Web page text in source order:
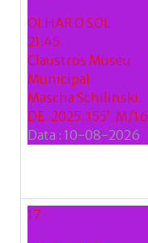
OLHAR O SOL
21:45
Claustros Museu
Municipal
Mascha Schilinski.
DE: 2025. 155’. M/16
Data : 10-08-2026
17